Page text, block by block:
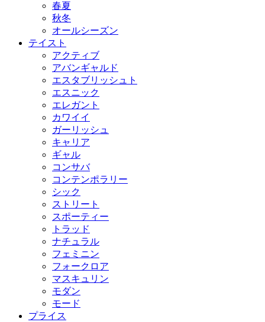
春夏
秋冬
オールシーズン
テイスト
アクティブ
アバンギャルド
エスタブリッシュト
エスニック
エレガント
カワイイ
ガーリッシュ
キャリア
ギャル
コンサバ
コンテンポラリー
シック
ストリート
スポーティー
トラッド
ナチュラル
フェミニン
フォークロア
マスキュリン
モダン
モード
プライス